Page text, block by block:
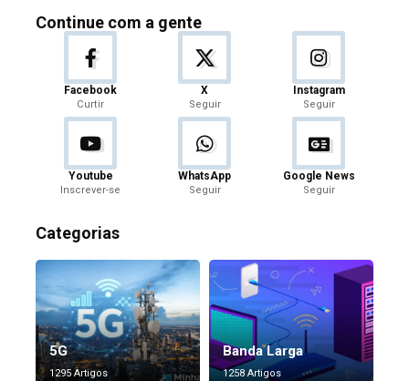
Continue com a gente
Facebook
Curtir
X
Seguir
Instagram
Seguir
Youtube
Inscrever-se
WhatsApp
Seguir
Google News
Seguir
Categorias
5G
1295 Artigos
Banda Larga
1258 Artigos